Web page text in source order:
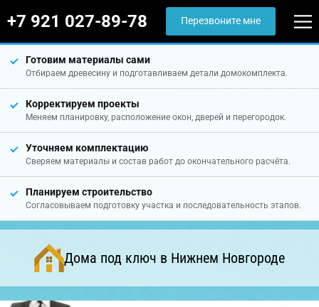
+7 921 027-89-78 Перезвоните мне
Готовим материалы сами
Отбираем древесину и подготавливаем детали домокомплекта.
Корректируем проекты
Меняем планировку, расположение окон, дверей и перегородок.
Уточняем комплектацию
Сверяем материалы и состав работ до окончательного расчёта.
Планируем строительство
Согласовываем подготовку участка и последовательность этапов.
Дома под ключ в Нижнем Новгороде